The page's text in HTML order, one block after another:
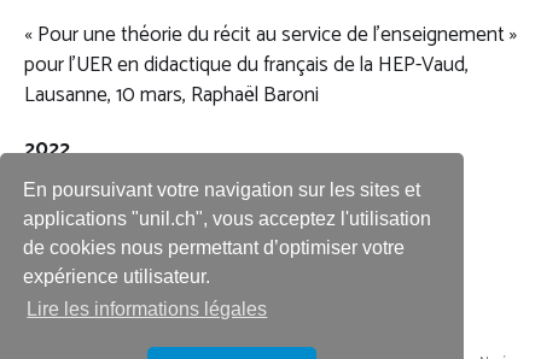
En poursuivant votre navigation sur les sites et
applications "unil.ch", vous acceptez l'utilisation
de cookies nous permettant d’optimiser votre
expérience utilisateur.
Lire les informations légales
« Pour une théorie du récit au service de l’enseignement »
pour l’UER en didactique du français de la HEP-Vaud,
Lausanne, 10 mars, Raphaël Baroni
2022
21-LFR-187 : « Nouveaux outils de la narratologie :
perspective, focalisation et point de vue » (18 mars),
Raphaël Baroni & Gaspard Turin.